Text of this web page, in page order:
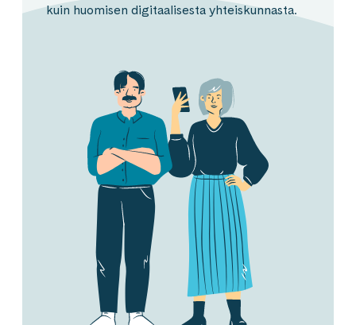
kuin huomisen digitaalisesta yhteiskunnasta.